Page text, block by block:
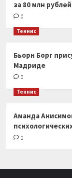
за 80 млн рублей
0
Теннис
Бьорн Борг
Мадриде
0
Теннис
Аманда
0